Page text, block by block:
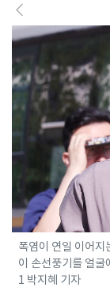
폭염이 연일 이어지
이 손선풍기를 얼
1 박지혜 기자